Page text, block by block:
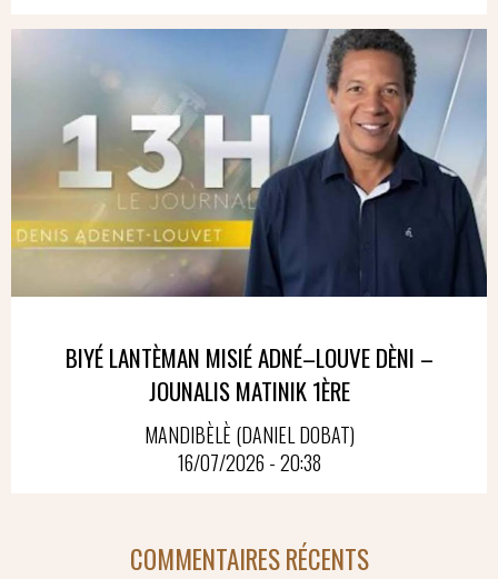
BIYÉ LANTÈMAN MISIÉ ADNÉ–LOUVE DÈNI –
JOUNALIS MATINIK 1ÈRE
MANDIBÈLÈ (DANIEL DOBAT)
16/07/2026 - 20:38
COMMENTAIRES RÉCENTS